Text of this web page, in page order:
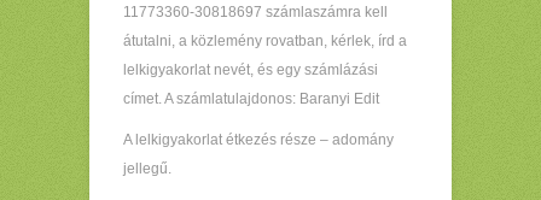
11773360-30818697 számlaszámra kell
átutalni, a közlemény rovatban, kérlek, írd a
lelkigyakorlat nevét, és egy számlázási
címet. A számlatulajdonos: Baranyi Edit
A lelkigyakorlat étkezés része – adomány
jellegű.